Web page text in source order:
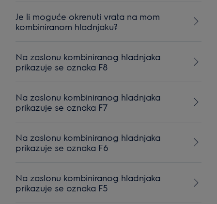
Je li moguće okrenuti vrata na mom
kombiniranom hladnjaku?
Na zaslonu kombiniranog hladnjaka
prikazuje se oznaka F8
Na zaslonu kombiniranog hladnjaka
prikazuje se oznaka F7
Na zaslonu kombiniranog hladnjaka
prikazuje se oznaka F6
Na zaslonu kombiniranog hladnjaka
prikazuje se oznaka F5